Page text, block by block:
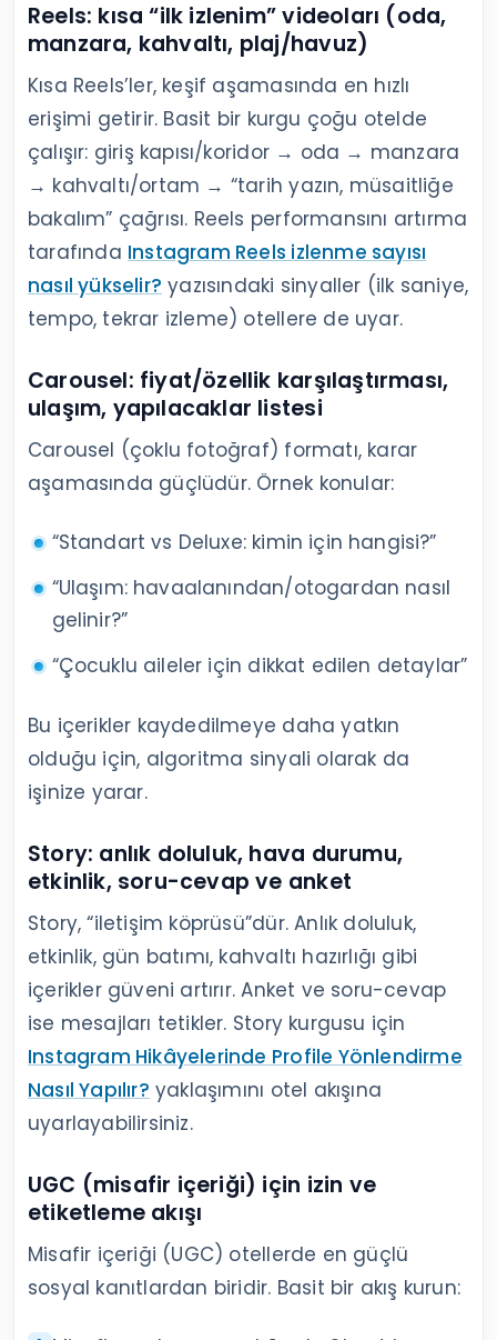
Reels: kısa “ilk izlenim” videoları (oda,
manzara, kahvaltı, plaj/havuz)
Kısa Reels’ler, keşif aşamasında en hızlı
erişimi getirir. Basit bir kurgu çoğu otelde
çalışır: giriş kapısı/koridor → oda → manzara
→ kahvaltı/ortam → “tarih yazın, müsaitliğe
bakalım” çağrısı. Reels performansını artırma
tarafında Instagram Reels izlenme sayısı
nasıl yükselir? yazısındaki sinyaller (ilk saniye,
tempo, tekrar izleme) otellere de uyar.
Carousel: fiyat/özellik karşılaştırması,
ulaşım, yapılacaklar listesi
Carousel (çoklu fotoğraf) formatı, karar
aşamasında güçlüdür. Örnek konular:
“Standart vs Deluxe: kimin için hangisi?”
“Ulaşım: havaalanından/otogardan nasıl
gelinir?”
“Çocuklu aileler için dikkat edilen detaylar”
Bu içerikler kaydedilmeye daha yatkın
olduğu için, algoritma sinyali olarak da
işinize yarar.
Story: anlık doluluk, hava durumu,
etkinlik, soru-cevap ve anket
Story, “iletişim köprüsü”dür. Anlık doluluk,
etkinlik, gün batımı, kahvaltı hazırlığı gibi
içerikler güveni artırır. Anket ve soru-cevap
ise mesajları tetikler. Story kurgusu için
Instagram Hikâyelerinde Profile Yönlendirme
Nasıl Yapılır? yaklaşımını otel akışına
uyarlayabilirsiniz.
UGC (misafir içeriği) için izin ve
etiketleme akışı
Misafir içeriği (UGC) otellerde en güçlü
sosyal kanıtlardan biridir. Basit bir akış kurun: